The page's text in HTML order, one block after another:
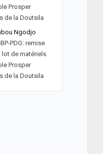
Prosper
de la Doutsila
Ngodjo
PDG: remise
lot de matériels
Prosper
de la Doutsila